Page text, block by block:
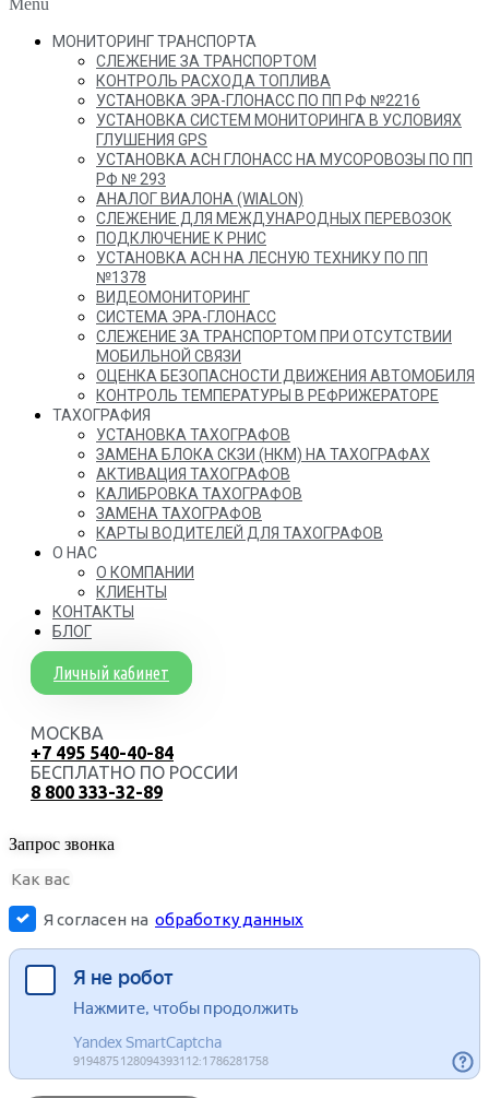
Menu
МОНИТОРИНГ ТРАНСПОРТА
СЛЕЖЕНИЕ ЗА ТРАНСПОРТОМ
КОНТРОЛЬ РАСХОДА ТОПЛИВА
УСТАНОВКА ЭРА-ГЛОНАСС ПО ПП РФ №2216
УСТАНОВКА СИСТЕМ МОНИТОРИНГА В УСЛОВИЯХ
ГЛУШЕНИЯ GPS
УСТАНОВКА АСН ГЛОНАСС НА МУСОРОВОЗЫ ПО ПП
РФ № 293
АНАЛОГ ВИАЛОНА (WIALON)
СЛЕЖЕНИЕ ДЛЯ МЕЖДУНАРОДНЫХ ПЕРЕВОЗОК
ПОДКЛЮЧЕНИЕ К РНИС
УСТАНОВКА АСН НА ЛЕСНУЮ ТЕХНИКУ ПО ПП
№1378
ВИДЕОМОНИТОРИНГ
СИСТЕМА ЭРА-ГЛОНАСС
СЛЕЖЕНИЕ ЗА ТРАНСПОРТОМ ПРИ ОТСУТСТВИИ
МОБИЛЬНОЙ СВЯЗИ
ОЦЕНКА БЕЗОПАСНОСТИ ДВИЖЕНИЯ АВТОМОБИЛЯ
КОНТРОЛЬ ТЕМПЕРАТУРЫ В РЕФРИЖЕРАТОРЕ
ТАХОГРАФИЯ
УСТАНОВКА ТАХОГРАФОВ
ЗАМЕНА БЛОКА СКЗИ (НКМ) НА ТАХОГРАФАХ
АКТИВАЦИЯ ТАХОГРАФОВ
КАЛИБРОВКА ТАХОГРАФОВ
ЗАМЕНА ТАХОГРАФОВ
КАРТЫ ВОДИТЕЛЕЙ ДЛЯ ТАХОГРАФОВ
О НАС
О КОМПАНИИ
КЛИЕНТЫ
КОНТАКТЫ
БЛОГ
Личный кабинет
МОСКВА
+7 495 540-40-84
БЕСПЛАТНО ПО РОССИИ
8 800 333-32-89
Запрос звонка
Я согласен на обработку данных